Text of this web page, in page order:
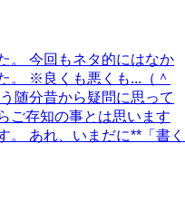
。 今回もネタ的にはなか
。 ※良くも悪くも...（＾
随分昔から疑問に思って
ご存知の事とは思います
。 あれ、いまだに**「書く